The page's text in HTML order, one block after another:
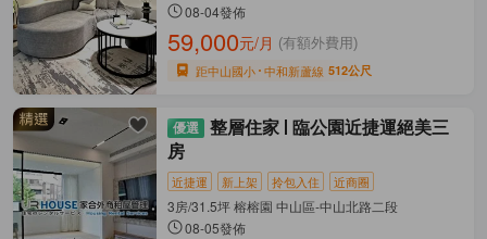
08-04發佈
59,000元/月 (有額外費用)
距中山國小 中和新蘆線 512公尺
整層住家
臨公園近捷運絕美三
房
近捷運 新上架 拎包入住 近商圈
3房/31.5坪 榕榕園 中山區-中山北路二段
08-05發佈